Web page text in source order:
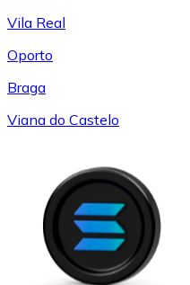
Vila Real
Oporto
Braga
Viana do Castelo